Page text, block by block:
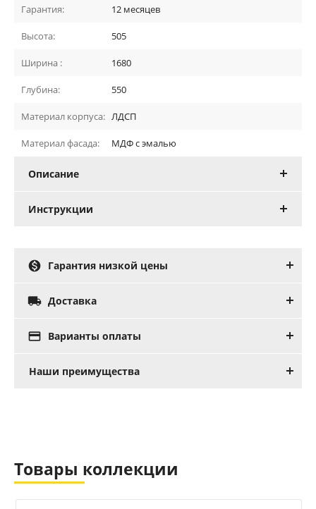
Гарантия: 12 месяцев
Высота: 505
Ширина : 1680
Глубина: 550
Материал корпуса: ЛДСП
Материал фасада: МДФ с эмалью
Описание
Инструкции
 Гарантия низкой цены
 Доставка
 Варианты оплаты
Наши преимущества
Товары коллекции